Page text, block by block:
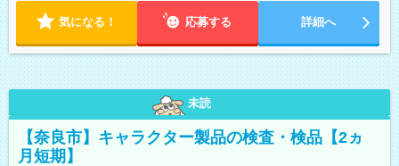
時30分～13時45分／午後15時45分～19時30分
気になる！ 応募する 詳細へ
未読
【奈良市】キャラクター製品の検査・検品【2ヵ
月短期】